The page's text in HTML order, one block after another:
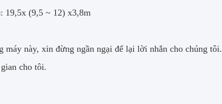
(9,5 ~ 12) x3,8m
máy này, xin đừng ngần ngại để lại lời nhắn cho chúng tôi.
cho tôi.